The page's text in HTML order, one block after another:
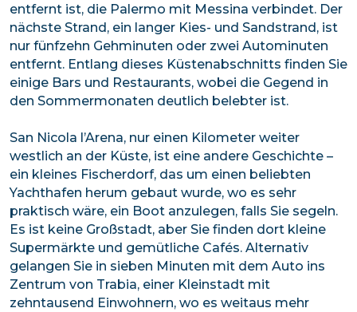
entfernt ist, die Palermo mit Messina verbindet. Der
nächste Strand, ein langer Kies- und Sandstrand, ist
nur fünfzehn Gehminuten oder zwei Autominuten
entfernt. Entlang dieses Küstenabschnitts finden Sie
einige Bars und Restaurants, wobei die Gegend in
den Sommermonaten deutlich belebter ist.
San Nicola l’Arena, nur einen Kilometer weiter
westlich an der Küste, ist eine andere Geschichte –
ein kleines Fischerdorf, das um einen beliebten
Yachthafen herum gebaut wurde, wo es sehr
praktisch wäre, ein Boot anzulegen, falls Sie segeln.
Es ist keine Großstadt, aber Sie finden dort kleine
Supermärkte und gemütliche Cafés. Alternativ
gelangen Sie in sieben Minuten mit dem Auto ins
Zentrum von Trabia, einer Kleinstadt mit
zehntausend Einwohnern, wo es weitaus mehr